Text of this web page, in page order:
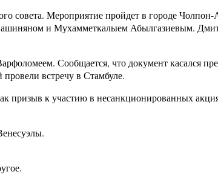
совета. Мероприятие пройдет в городе
и Мухамметкалыем Абылгазиевым.
Сообщается, что документ касался
встречу в Стамбуле.
призыв к участию в несанкционированных